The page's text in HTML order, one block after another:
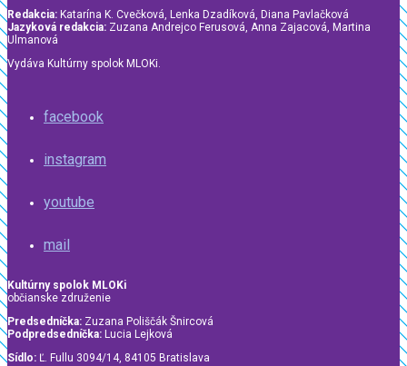
Redakcia: Katarína K. Cvečková, Lenka Dzadíková, Diana Pavlačková
Jazyková redakcia: Zuzana Andrejco Ferusová, Anna Zajacová, Martina
Ulmanová
Vydáva Kultúrny spolok MLOKi.
facebook
instagram
youtube
mail
Kultúrny spolok MLOKi
občianske združenie
Predsedníčka: Zuzana Poliščák Šnircová
Podpredsedníčka: Lucia Lejková
Sídlo: Ľ. Fullu 3094/14, 84105 Bratislava